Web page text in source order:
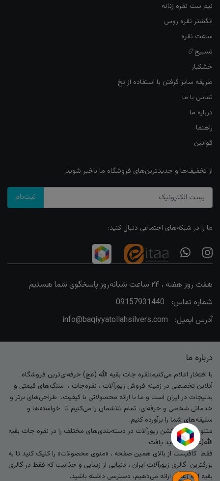
نیم ست نقره زنانه
انگشتر نقره روس
ساعت نقره
تسبیح📿
خشکبار
طریقه سایز گرفتن با استفاده از نخ
تماس با ما
درباره ما
راهنما
قوانین
از تخفیف‌ها و جدیدترین‌های فروشگاه ما باخبر شوید:
ثبت‌نام
ما را در شبکه‌های اجتماعی دنبال کنید:
هفت روز هفته ، ۲۴ ساعت شبانه‌روز پاسخگوی شما هستیم
شماره تماس:
09157931440
آدرس ایمیل:
info@baqiyyatollahsilvers.com
درباره ما
با افتخار اعلام می‌کنیم:نقره جات بقیه الله (عج) حرفه‌ای‌ترین فروشگاه
آنلاین تخصصی در زمینه فروش زیورآلات ، نقره‌جات ، سنگ‌های قیمتی و
بدلیجات در ایران است و ما با ارائه محصولاتی با کیفیت، طراحی‌های برتر و
خدماتی شخصی و حرفه‌ای، تمام تلاشمان را می‌کنیم تا خواسته‌ها و
سلیقه‌های شما را برآورده کنیم.
متنوع‌ترین کالکشن زیورآلات در دسته‌بندی‌های مختلف را در نقره جات بقیه
الله(عج) خواهید یافت.
فقط کافیست از بالای همین صفحه ، «منوی محصولات» را کلیک کنید تا به
بزرگترین گالری زیورآلات ایران ، دنیایی از زیبایی و جذابیت که فقط در گالری
بقیه الله (عج) ارائه می‌دهیم، دسترسی داشته باشید.